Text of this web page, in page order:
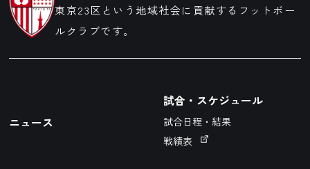
東京23区という地域社会に貢献するフットボー
ルクラブです。
ニュース
試合・スケジュール
試合日程・結果
戦績表